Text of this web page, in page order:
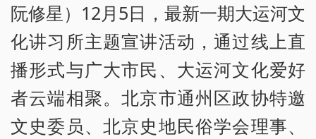
阮修星）12月5日，最新一期大运河文
化讲习所主题宣讲活动，通过线上直
播形式与广大市民、大运河文化爱好
者云端相聚。北京市通州区政协特邀
文史委员、北京史地民俗学会理事、